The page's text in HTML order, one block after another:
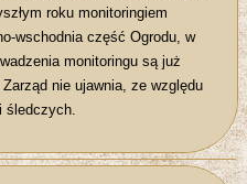
roku monitoringiem
wschodnia część Ogrodu, w
monitoringu są już
nie ujawnia, ze względu
śledczych.